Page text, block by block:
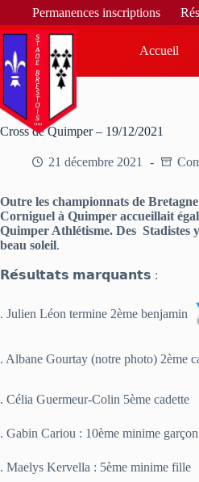
Permanences inscriptions
Accueil
Cross de Quimper – 19/12/2021
21 décembre 2021
Outre les championnats de
Corniguel à Quimper accueillait
Quimper Athlétisme. Des Stadistes
beau soleil.
𝗥𝗲́𝘀𝘂𝗹𝘁𝗮𝘁𝘀 𝗺𝗮𝗿𝗾𝘂𝗮𝗻𝘁𝘀 :
. Julien Léon termine 2ème benjamin
. Albane Gourtay (notre photo) 2ème
. Célia Guermeur-Colin 5ème cadette
. Gabin Cariou : 10ème minime garçon
. Maelys Kervella : 5ème minime fille